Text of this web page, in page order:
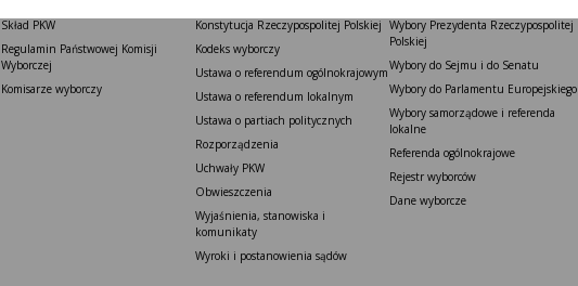
Skład PKW
Regulamin Państwowej Komisji
Wyborczej
Komisarze wyborczy
Konstytucja Rzeczypospolitej Polskiej​
Kodeks wyborczy
Ustawa o referendum ogólnokrajowym
Ustawa o referendum lokalnym
Ustawa o partiach politycznych
Rozporządzenia
Uchwały PKW
Obwieszczenia
Wyjaśnienia, stanowiska i
komunikaty
Wyroki i postanowienia sądów
Wybory Prezydenta Rzeczypospolitej
Polskiej
Wybory do Sejmu i do Senatu
Wybory do Parlamentu Europejskiego
Wybory samorządowe i referenda
lokalne
Referenda ogólnokrajowe
Rejestr wyborców
Dane wyborcze